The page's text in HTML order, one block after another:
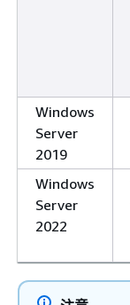
Windows
Server
2019
Windows
Server
2022